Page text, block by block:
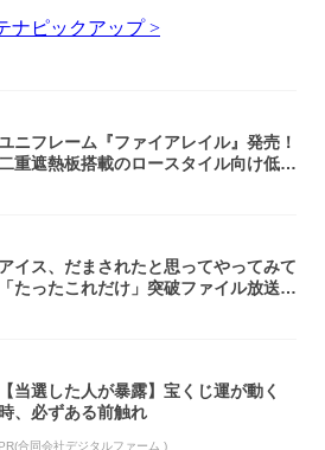
ナピックアップ >
ニフレーム『ファイアレイル』発売！
重遮熱板搭載のロースタイル向け低型
アイス、だまされたと思ってやってみて
「たったこれだけ」突破ファイル放送で
【当選した人が暴露】宝くじ運が動く
時、必ずある前触れ
PR(合同会社デジタルファーム )